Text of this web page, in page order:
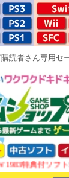
読者さん専用セ
典付ソフト